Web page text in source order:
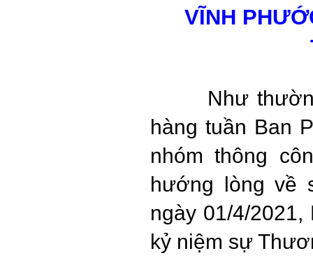
VĨNH
Như thường
hàng tuần Ban
nhóm thông
hướng lòng về
ngày 01/4/
kỷ niệm sự